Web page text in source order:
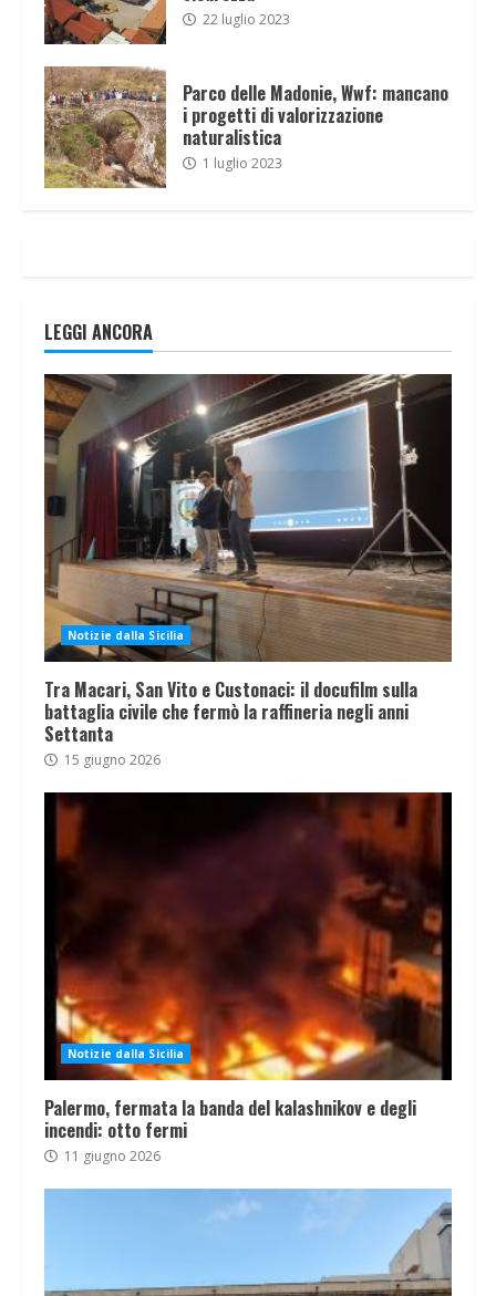
22 luglio 2023
Parco delle Madonie, Wwf: mancano
i progetti di valorizzazione
naturalistica
1 luglio 2023
LEGGI ANCORA
Notizie dalla Sicilia
Tra Macari, San Vito e Custonaci: il docufilm sulla
battaglia civile che fermò la raffineria negli anni
Settanta
15 giugno 2026
Notizie dalla Sicilia
Palermo, fermata la banda del kalashnikov e degli
incendi: otto fermi
11 giugno 2026